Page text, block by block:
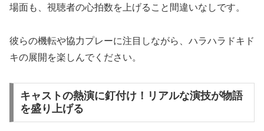
場面も、視聴者の心拍数を上げること間違いなしです。
彼らの機転や協力プレーに注目しながら、ハラハラドキド
キの展開を楽しんでください。
キャストの熱演に釘付け！リアルな演技が物語
を盛り上げる